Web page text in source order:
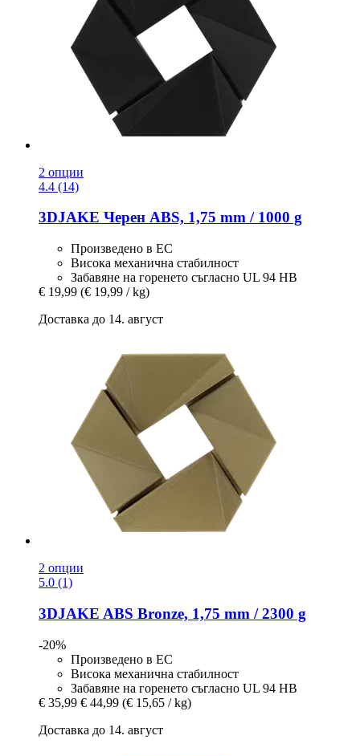
2 опции
4.4 (14)
3DJAKE Черен ABS, 1,75 mm / 1000 g
Произведено в ЕС
Висока механична стабилност
Забавяне на горенето съгласно UL 94 HB
€ 19,99 (€ 19,99 / kg)
Доставка до 14. август
2 опции
5.0 (1)
3DJAKE ABS Bronze, 1,75 mm / 2300 g
-20%
Произведено в ЕС
Висока механична стабилност
Забавяне на горенето съгласно UL 94 HB
€ 35,99 € 44,99 (€ 15,65 / kg)
Доставка до 14. август